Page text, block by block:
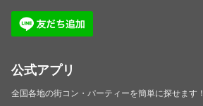
公式アプリ
全国各地の街コン・パーティーを簡単に探せます！